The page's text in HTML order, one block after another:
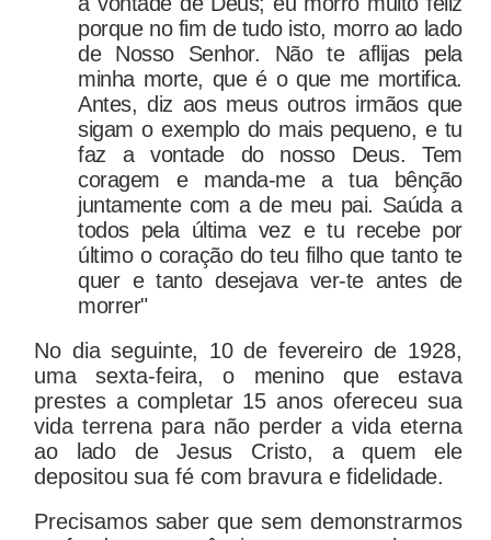
porque no fim de tudo isto, morro ao lado
de Nosso Senhor. Não te aflijas pela
minha morte, que é o que me mortifica.
Antes, diz aos meus outros irmãos que
sigam o exemplo do mais pequeno, e tu
faz a vontade do nosso Deus. Tem
coragem e manda-me a tua bênção
juntamente com a de meu pai. Saúda a
todos pela última vez e tu recebe por
último o coração do teu filho que tanto te
quer e tanto desejava ver-te antes de
morrer"
No dia seguinte, 10 de fevereiro de 1928,
uma sexta-feira, o menino que estava
prestes a completar 15 anos ofereceu sua
vida terrena para não perder a vida eterna
ao lado de Jesus Cristo, a quem ele
depositou sua fé com bravura e fidelidade.
Precisamos saber que sem demonstrarmos